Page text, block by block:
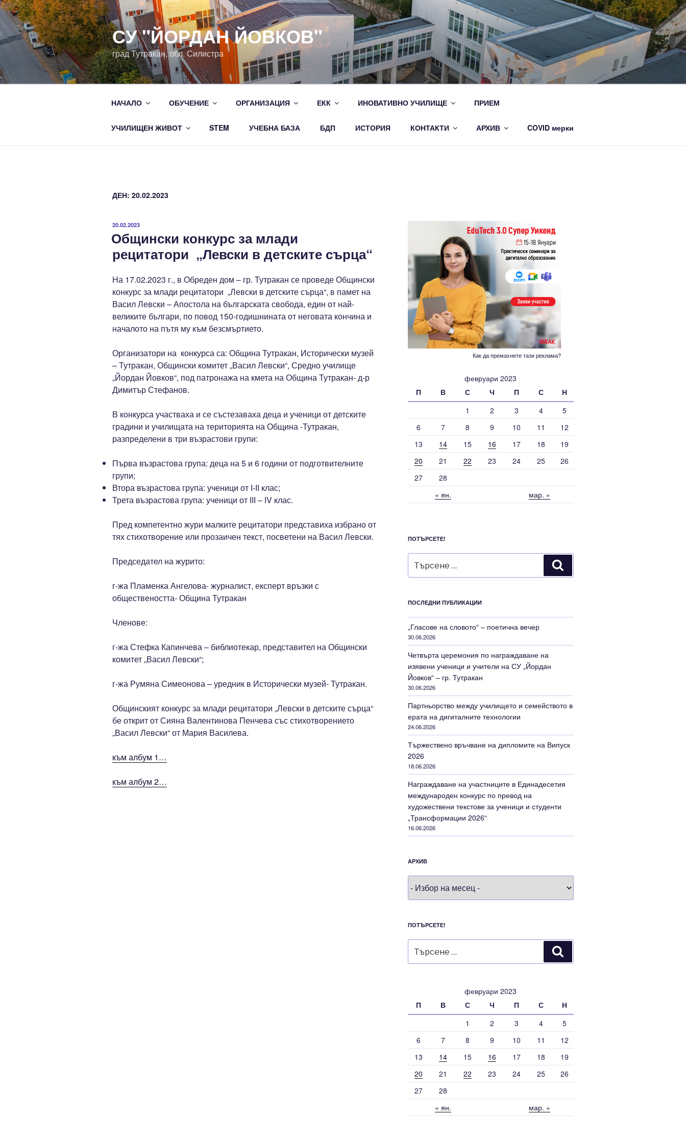
Напред
към
съдържанието
СУ "ЙОРДАН ЙОВКОВ"
град Тутракан, обл. Силистра
НАЧАЛО ОБУЧЕНИЕ ОРГАНИЗАЦИЯ ЕКК ИНОВАТИВНО УЧИЛИЩЕ ПРИЕМ
УЧИЛИЩЕН ЖИВОТ STEM УЧЕБНА БАЗА БДП ИСТОРИЯ КОНТАКТИ АРХИВ COVID мерки
ДЕН: 20.02.2023
ПУБЛИКУВАНО
НА
20.02.2023
Общински конкурс за млади
рецитатори „Левски в детските сърца“
На 17.02.2023 г., в Обреден дом – гр. Тутракан се проведе Общински
конкурс за млади рецитатори „Левски в детските сърца“, в памет на
Васил Левски – Апостола на българската свобода, един от най-
великите българи, по повод 150-годишнината от неговата кончина и
началото на пътя му към безсмъртието.
Организатори на конкурса са: Община Тутракан, Исторически музей
– Тутракан, Общински комитет „Васил Левски“, Средно училище
„Йордан Йовков“, под патронажа на кмета на Община Тутракан- д-р
Димитър Стефанов.
В конкурса участваха и се състезаваха деца и ученици от детските
градини и училищата на територията на Община -Тутракан,
разпределени в три възрастови групи:
Първа възрастова група: деца на 5 и 6 години от подготвителните
групи;
Втора възрастова група: ученици от І-ІІ клас;
Трета възрастова група: ученици от ІІІ – ІV клас.
Пред компетентно жури малките рецитатори представиха избрано от
тях стихотворение или прозаичен текст, посветени на Васил Левски.
Председател на журито:
г-жа Пламенка Ангелова- журналист, експерт връзки с
обществеността- Община Тутракан
Членове:
г-жа Стефка Капинчева – библиотекар, представител на Общински
комитет „Васил Левски“;
г-жа Румяна Симеонова – уредник в Исторически музей- Тутракан.
Общинският конкурс за млади рецитатори „Левски в детските сърца“
бе открит от Сияна Валентинова Пенчева със стихотворението
„Васил Левски“ от Мария Василева.
към албум 1…
към албум 2…
Как да премахнете тази реклама?
февруари 2023
П
В С Ч П С Н
« ян. мар. »
1 2 3 4
5
6
7 8 9 10 11
12
13
14 15 16 17 18
19
20
21 22 23 24 25
26
27
28
ПОТЪРСЕТЕ!
за:
ПОСЛЕДНИ ПУБЛИКАЦИИ
„Гласове на словото“ – поетична вечер
30.06.2026
Четвърта церемония по награждаване на
изявени ученици и учители на СУ „Йордан
Йовков“ – гр. Тутракан
30.06.2026
Партньорство между училището и семейството в
ерата на дигиталните технологии
24.06.2026
Тържествено връчване на дипломите на Випуск
2026
18.06.2026
Награждаване на участниците в Единадесетия
международен конкурс по превод на
художествени текстове за ученици и студенти
„Трансформации 2026“
16.06.2026
АРХИВ
ПОТЪРСЕТЕ!
за:
февруари 2023
П
В С Ч П С Н
« ян. мар. »
1 2 3 4
5
6
7 8 9 10 11
12
13
14 15 16 17 18
19
20
21 22 23 24 25
26
27
28